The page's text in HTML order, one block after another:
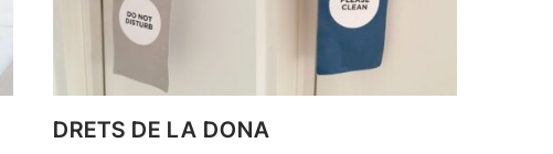
DRETS DE LA DONA